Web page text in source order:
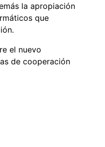
la apropiación
que
el nuevo
de cooperación